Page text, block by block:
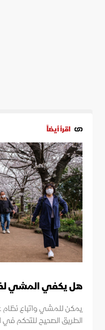
اقرأ أيضاً
هل يكفي المشي
يمكن للمشي واتباع
الطريق الصحيح للتحكم